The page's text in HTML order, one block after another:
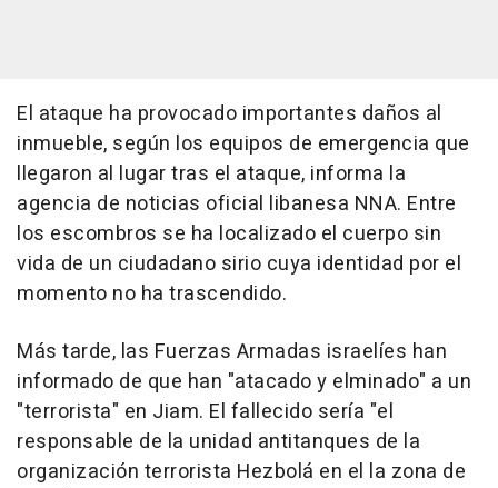
El ataque ha provocado importantes daños al
inmueble, según los equipos de emergencia que
llegaron al lugar tras el ataque, informa la
agencia de noticias oficial libanesa NNA. Entre
los escombros se ha localizado el cuerpo sin
vida de un ciudadano sirio cuya identidad por el
momento no ha trascendido.
Más tarde, las Fuerzas Armadas israelíes han
informado de que han "atacado y elminado" a un
"terrorista" en Jiam. El fallecido sería "el
responsable de la unidad antitanques de la
organización terrorista Hezbolá en el la zona de